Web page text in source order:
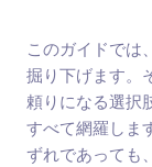
このガイドでは
掘り下げます。
頼りになる選択
すべて網羅しま
ずれであっても